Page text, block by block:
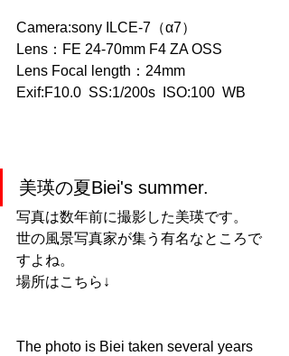
Camera:sony ILCE-7（α7）
Lens：FE 24-70mm F4 ZA OSS
Lens Focal length：24mm
Exif:F10.0  SS:1/200s  ISO:100  WB
美瑛の夏Biei's summer.
写真は数年前に撮影した美瑛です。
世の風景写真家が集う有名なところで
すよね。
場所はこちら↓
The photo is Biei taken several years